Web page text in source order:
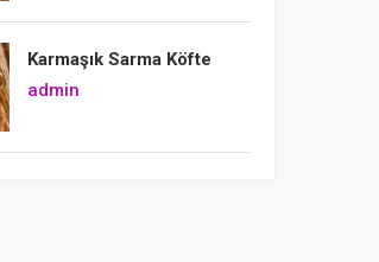
Karmaşık Sarma Köfte
admin